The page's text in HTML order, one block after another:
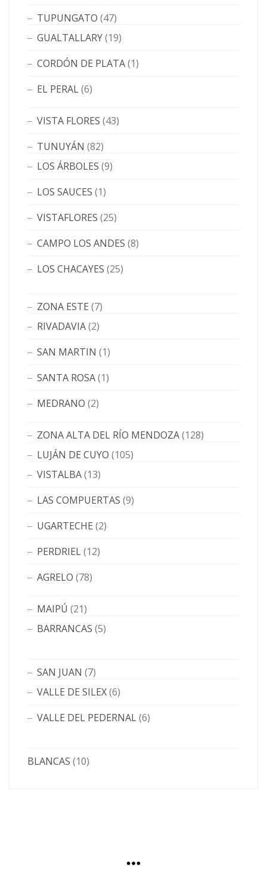
TUPUNGATO (47)
GUALTALLARY(19)
CORDÓN DE PLATA(1)
EL PERAL(6)
VISTA FLORES (43)
TUNUYÁN (82)
LOS ÁRBOLES (9)
LOS SAUCES (1)
VISTAFLORES (25)
CAMPO LOS ANDES (8)
LOS CHACAYES (25)
ZONA ESTE (7)
RIVADAVIA(2)
SAN MARTIN (1)
SANTA ROSA(1)
MEDRANO (2)
ZONA ALTA DEL RÍO MENDOZA(128)
LUJÁN DE CUYO (105)
VISTALBA(13)
LAS COMPUERTAS (9)
UGARTECHE (2)
PERDRIEL(12)
AGRELO (78)
MAIPÚ (21)
BARRANCAS (5)
SAN JUAN (7)
VALLE DE SILEX(6)
VALLE DEL PEDERNAL(6)
BLANCAS (10)